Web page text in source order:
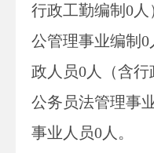
行政工勤编制0
公管理事业编制
政人员0人（含
公务员法管理事
事业人员0人。